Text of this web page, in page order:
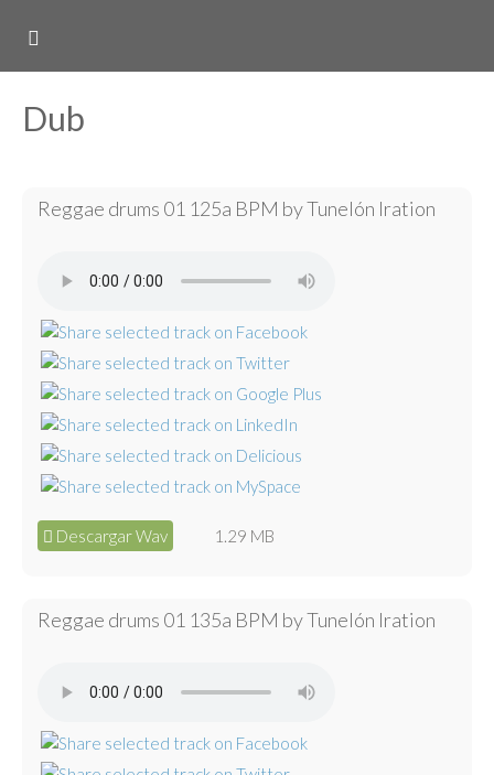
Dub
Reggae drums 01 125a BPM by Tunelón Iration
Descargar Wav 1.29 MB
Reggae drums 01 135a BPM by Tunelón Iration